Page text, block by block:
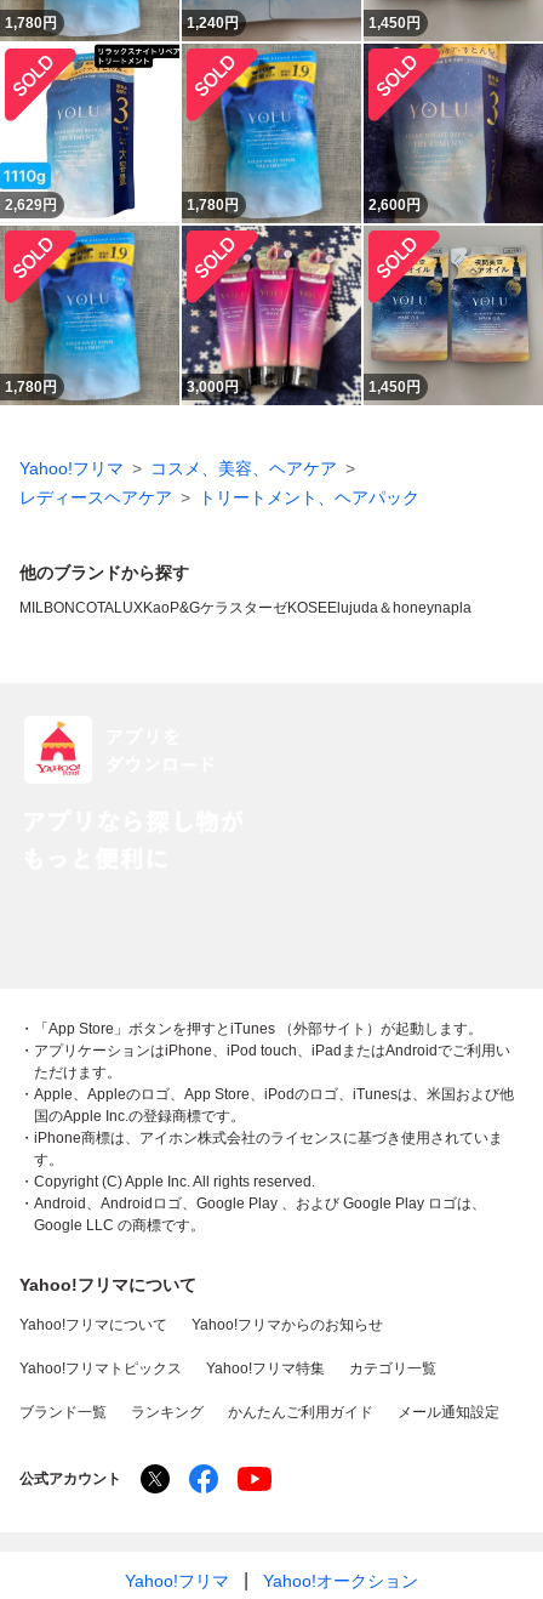
1,780円 1,240円 1,450円
2,629円 1,780円 2,600円
1,780円 3,000円 1,450円
Yahoo!フリマ
コスメ、美容、ヘアケア
レディースヘアケア
トリートメント、ヘアパック
他のブランドから探す
MILBONCOTALUXKaoP&GケラスターゼKOSEElujuda＆honeynapla
・「App Store」ボタンを押すとiTunes （外部サイト）が起動します。
・アプリケーションはiPhone、iPod touch、iPadまたはAndroidでご利用い
ただけます。
・Apple、Appleのロゴ、App Store、iPodのロゴ、iTunesは、米国および他
国のApple Inc.の登録商標です。
・iPhone商標は、アイホン株式会社のライセンスに基づき使用されていま
す。
・Copyright (C) Apple Inc. All rights reserved.
・Android、Androidロゴ、Google Play 、および Google Play ロゴは、
Google LLC の商標です。
Yahoo!フリマについて
Yahoo!フリマについて Yahoo!フリマからのお知らせ
Yahoo!フリマトピックス Yahoo!フリマ特集 カテゴリ一覧
ブランド一覧 ランキング かんたんご利用ガイド メール通知設定
公式アカウント
Yahoo!フリマ Yahoo!オークション